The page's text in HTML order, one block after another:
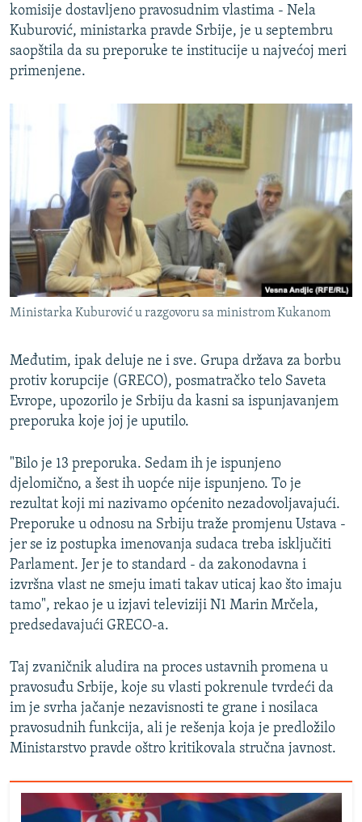
komisije dostavljeno pravosudnim vlastima - Nela
Kuburović, ministarka pravde Srbije, je u septembru
saopštila da su preporuke te institucije u najvećoj meri
primenjene.
Ministarka Kuburović u razgovoru sa ministrom Kukanom
Međutim, ipak deluje ne i sve. Grupa država za borbu
protiv korupcije (GRECO), posmatračko telo Saveta
Evrope, upozorilo je Srbiju da kasni sa ispunjavanjem
preporuka koje joj je uputilo.
"Bilo je 13 preporuka. Sedam ih je ispunjeno
djelomično, a šest ih uopće nije ispunjeno. To je
rezultat koji mi nazivamo općenito nezadovoljavajući.
Preporuke u odnosu na Srbiju traže promjenu Ustava -
jer se iz postupka imenovanja sudaca treba isključiti
Parlament. Jer je to standard - da zakonodavna i
izvršna vlast ne smeju imati takav uticaj kao što imaju
tamo", rekao je u izjavi televiziji N1 Marin Mrčela,
predsedavajući GRECO-a.
Taj zvaničnik aludira na proces ustavnih promena u
pravosuđu Srbije, koje su vlasti pokrenule tvrdeći da
im je svrha jačanje nezavisnosti te grane i nosilaca
pravosudnih funkcija, ali je rešenja koja je predložilo
Ministarstvo pravde oštro kritikovala stručna javnost.